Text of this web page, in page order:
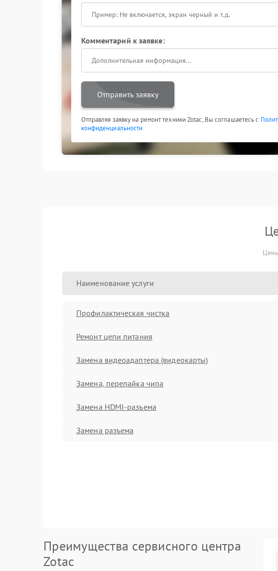
Комментарий к заявке:
Отправить заявку
Отправляя заявку на ремонт техники Zotac, Вы соглашаетесь с
конфиденциальности
Наименование услуги
Профилактическая чистка
Ремонт цепи питания
Замена видеоадаптера (видеокарты)
Замена, перепайка чипа
Замена HDMI-разъема
Замена разъема
Преимущества сервисного центра
Zotac